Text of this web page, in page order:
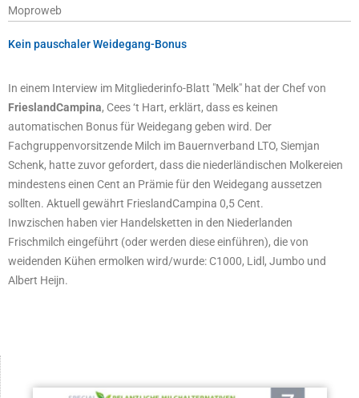
Moproweb
Kein pauschaler Weidegang-Bonus
In einem Interview im Mitgliederinfo-Blatt "Melk" hat der Chef von
FrieslandCampina, Cees ‘t Hart, erklärt, dass es keinen
automatischen Bonus für Weidegang geben wird. Der
Fachgruppenvorsitzende Milch im Bauernverband LTO, Siemjan
Schenk, hatte zuvor gefordert, dass die niederländischen Molkereien
mindestens einen Cent an Prämie für den Weidegang aussetzen
sollten. Aktuell gewährt FrieslandCampina 0,5 Cent.
Inwzischen haben vier Handelsketten in den Niederlanden
Frischmilch eingeführt (oder werden diese einführen), die von
weidenden Kühen ermolken wird/wurde: C1000, Lidl, Jumbo und
Albert Heijn.